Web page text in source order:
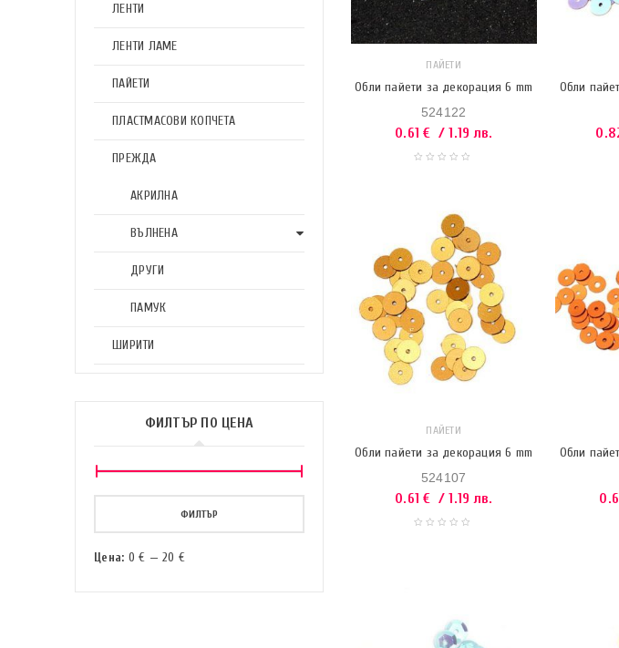
ЛЕНТИ
ЛЕНТИ ЛАМЕ
ПАЙЕТИ
ПЛАСТМАСОВИ КОПЧЕТА
ПРЕЖДА
АКРИЛНА
ВЪЛНЕНА
ДРУГИ
ПАМУК
ШИРИТИ
ФИЛТЪР ПО ЦЕНА
ФИЛТЪР
Цена: 0 € — 20 €
ПАЙЕТИ
Обли пайети за декорация 6 mm
524122
0.61€ / 1.19 лв.
Обли
ПАЙЕТИ
Обли пайети за декорация 6 mm
524107
0.61€ / 1.19 лв.
Обли